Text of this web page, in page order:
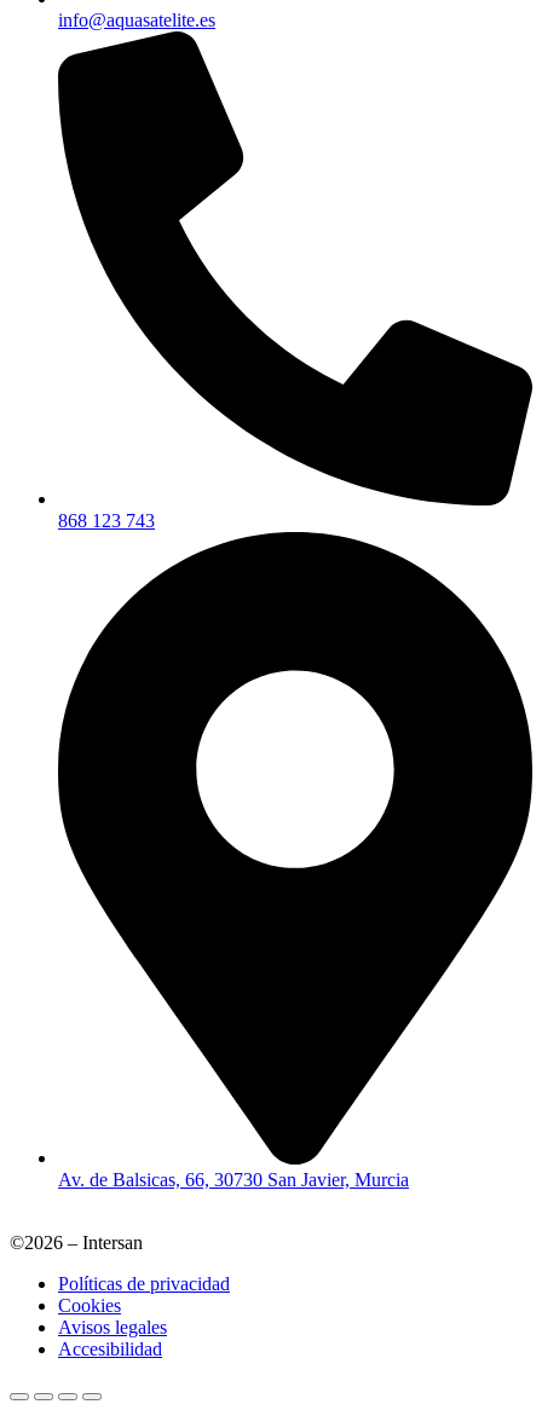
info@aquasatelite.es
868 123 743
Av. de Balsicas, 66, 30730 San Javier, Murcia
©2026 – Intersan
Políticas de privacidad
Cookies
Avisos legales
Accesibilidad